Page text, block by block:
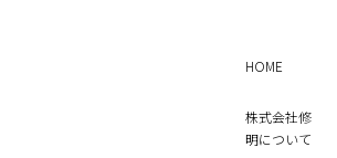
HOME
株式会社修
明について